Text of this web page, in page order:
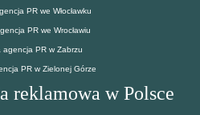
PR we Włocławku
PR we Wrocławiu
agencja PR w Zabrzu
PR w Zielonej Górze
reklamowa w Polsce